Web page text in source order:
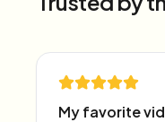
My favorite